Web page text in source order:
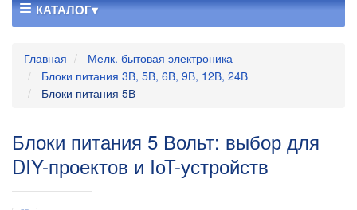
КАТАЛОГ▾
Главная
Мелк. бытовая электроника
Блоки питания 3В, 5В, 6В, 9В, 12В, 24В
Блоки питания 5В
Блоки питания 5 Вольт: выбор для
DIY-проектов и IoT-устройств